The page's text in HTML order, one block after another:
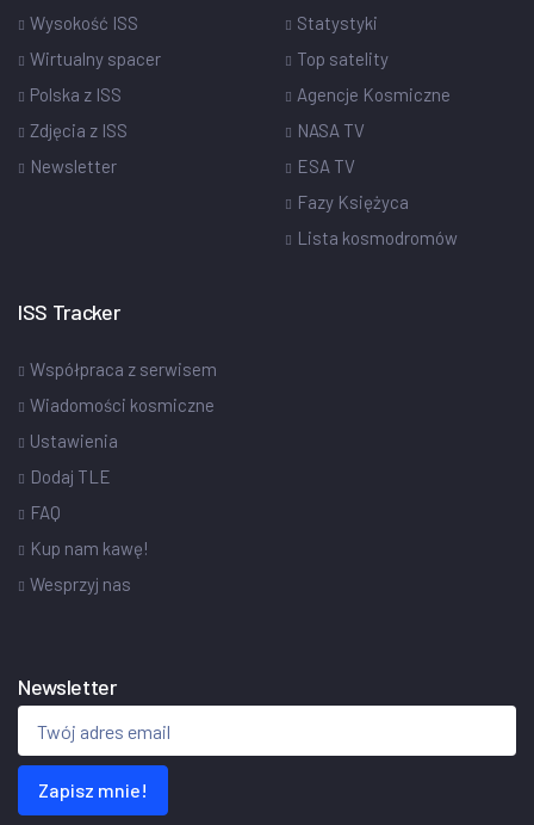
Wysokość ISS
Wirtualny spacer
Polska z ISS
Zdjęcia z ISS
Newsletter
Statystyki
Top satelity
Agencje Kosmiczne
NASA TV
ESA TV
Fazy Księżyca
Lista kosmodromów
ISS Tracker
Współpraca z serwisem
Wiadomości kosmiczne
Ustawienia
Dodaj TLE
FAQ
Kup nam kawę!
Wesprzyj nas
Newsletter
Zapisz mnie!